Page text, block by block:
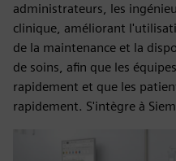
administrateurs, les
clinique, améliorant
de la maintenance et la
de soins, afin que les
rapidement et que les
rapidement. S'intègre à